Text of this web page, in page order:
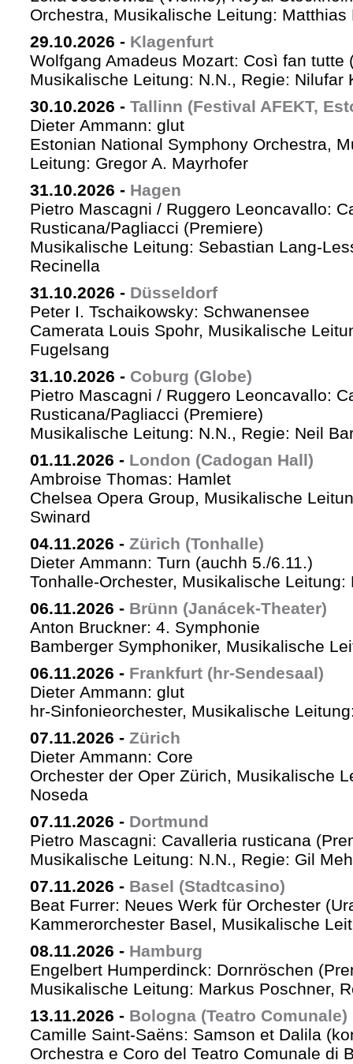
Orchestra, Musikalische Leitung: Matthias
29.10.2026 - Klagenfurt
Wolfgang Amadeus Mozart: Così fan tutte
Musikalische Leitung: N.N., Regie: Nilufar
30.10.2026 - Tallinn (Festival AFEKT,
Dieter Ammann: glut
Estonian National Symphony Orchestra,
Leitung: Gregor A. Mayrhofer
31.10.2026 - Hagen
Pietro Mascagni / Ruggero Leoncavallo:
Rusticana/Pagliacci (Premiere)
Musikalische Leitung: Sebastian Lang-
Recinella
31.10.2026 - Düsseldorf
Peter I. Tschaikowsky: Schwanensee
Camerata Louis Spohr, Musikalische
Fugelsang
31.10.2026 - Coburg (Globe)
Pietro Mascagni / Ruggero Leoncavallo:
Rusticana/Pagliacci (Premiere)
Musikalische Leitung: N.N., Regie: Neil
01.11.2026 - London (Cadogan Hall)
Ambroise Thomas: Hamlet
Chelsea Opera Group, Musikalische
Swinard
04.11.2026 - Zürich (Tonhalle)
Dieter Ammann: Turn (auchh 5./6.11.)
Tonhalle-Orchester, Musikalische Leitung:
06.11.2026 - Brünn (Janácek-Theater)
Anton Bruckner: 4. Symphonie
Bamberger Symphoniker, Musikalische
06.11.2026 - Frankfurt (hr-Sendesaal)
Dieter Ammann: glut
hr-Sinfonieorchester, Musikalische
07.11.2026 - Zürich
Dieter Ammann: Core
Orchester der Oper Zürich, Musikalische
Noseda
07.11.2026 - Dortmund
Pietro Mascagni: Cavalleria rusticana
Musikalische Leitung: N.N., Regie: Gil
07.11.2026 - Basel (Stadtcasino)
Beat Furrer: Neues Werk für Orchester
Kammerorchester Basel, Musikalische
08.11.2026 - Hamburg
Engelbert Humperdinck: Dornröschen
Musikalische Leitung: Markus Poschner,
13.11.2026 - Bologna (Teatro Comunale)
Camille Saint-Saëns: Samson et Dalila
Orchestra e Coro del Teatro Comunale di